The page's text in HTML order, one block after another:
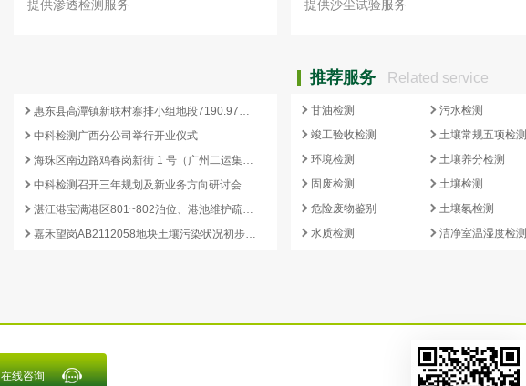
提供渗透检测服务 提供沙尘试验服务
推荐服务 Related service
惠东县高潭镇新联村寨排小组地段7190.97平方米国有建设用地土壤污染状况初步调查报告公示
中科检测广西分公司举行开业仪式
海珠区南边路鸡春岗新街 1 号（广州二运集团有限公司）地块土壤污染状况初步调查报告公示
中科检测召开三年规划及新业务方向研讨会
湛江港宝满港区801~802泊位、港池维护疏浚工程环境影响评价第二次公示
嘉禾望岗AB2112058地块土壤污染状况初步调查报告公示
甘油检测
竣工验收检测
环境检测
固废检测
危险废物鉴别
水质检测
污水检测
土壤常规五项检测
土壤养分检测
土壤检测
土壤氡检测
洁净室温湿度检测
在线咨询